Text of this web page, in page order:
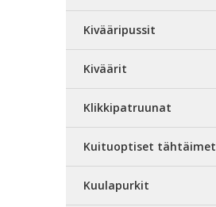
Kivääripussit
Kiväärit
Klikkipatruunat
Kuituoptiset tähtäimet
Kuulapurkit